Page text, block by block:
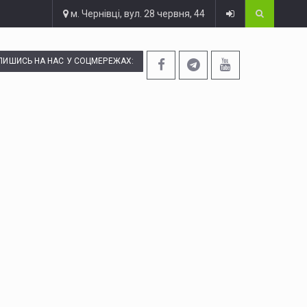
м. Чернівці, вул. 28 червня, 44
НА НАС У СОЦМЕРЕЖАХ: